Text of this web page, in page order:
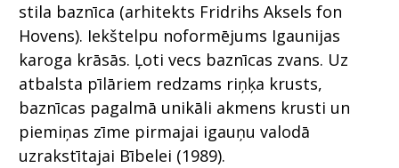
stila baznīca (arhitekts Fridrihs Aksels fon
Hovens). Iekštelpu noformējums Igaunijas
karoga krāsās. Ļoti vecs baznīcas zvans. Uz
atbalsta pīlāriem redzams riņķa krusts,
baznīcas pagalmā unikāli akmens krusti un
piemiņas zīme pirmajai igauņu valodā
uzrakstītajai Bībelei (1989).